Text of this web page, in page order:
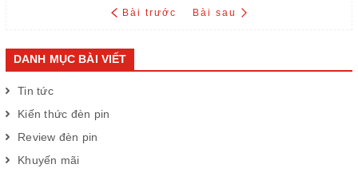
DANH MỤC BÀI VIẾT
Tin tức
Kiến thức đèn pin
Review đèn pin
Khuyến mãi
Bài trước Bài sau